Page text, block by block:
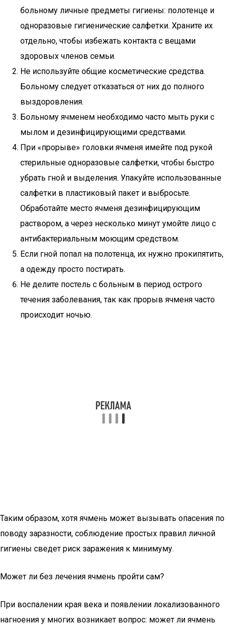
больному личные предметы гигиены: полотенце и
одноразовые гигиенические салфетки. Храните их
отдельно, чтобы избежать контакта с вещами
здоровых членов семьи.
Не используйте общие косметические средства.
Больному следует отказаться от них до полного
выздоровления.
Больному ячменем необходимо часто мыть руки с
мылом и дезинфицирующими средствами.
При «прорыве» головки ячменя имейте под рукой
стерильные одноразовые салфетки, чтобы быстро
убрать гной и выделения. Упакуйте использованные
салфетки в пластиковый пакет и выбросьте.
Обработайте место ячменя дезинфицирующим
раствором, а через несколько минут умойте лицо с
антибактериальным моющим средством.
Если гной попал на полотенца, их нужно прокипятить,
а одежду просто постирать.
Не делите постель с больным в период острого
течения заболевания, так как прорыв ячменя часто
происходит ночью.
Таким образом, хотя ячмень может вызывать опасения по
поводу заразности, соблюдение простых правил личной
гигиены сведет риск заражения к минимуму.
Может ли без лечения ячмень пройти сам?
При воспалении края века и появлении локализованного
нагноения у многих возникает вопрос: может ли ячмень